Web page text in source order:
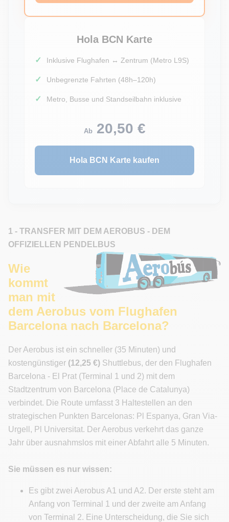
Hola BCN Karte
Inklusive Flughafen ↔ Zentrum (Metro L9S)
Unbegrenzte Fahrten (48h–120h)
Metro, Busse und Standseilbahn inklusive
Ab20,50 €
Hola BCN Karte kaufen
1 - TRANSFER MIT DEM AEROBUS - DEM
OFFIZIELLEN PENDELBUS
Wie
kommt
man mit
dem Aerobus vom Flughafen
Barcelona nach Barcelona?
Der Aerobus ist ein schneller (35 Minuten) und
kostengünstiger (12,25 €) Shuttlebus, der den Flughafen
Barcelona - El Prat (Terminal 1 und 2) mit dem
Stadtzentrum von Barcelona (Place de Catalunya)
verbindet. Die Route umfasst 3 Haltestellen an den
strategischen Punkten Barcelonas: Pl Espanya, Gran Via-
Urgell, Pl Universitat. Der Aerobus verkehrt das ganze
Jahr über ausnahmslos mit einer Abfahrt alle 5 Minuten.
Sie müssen es nur wissen:
Es gibt zwei Aerobus A1 und A2. Der erste steht am
Anfang von Terminal 1 und der zweite am Anfang
von Terminal 2. Eine Unterscheidung, die Sie sich